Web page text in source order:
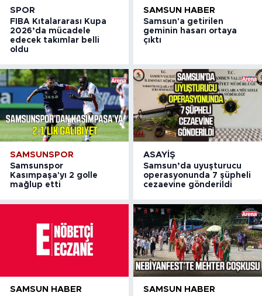
SPOR
FIBA Kıtalararası Kupa
2026’da mücadele
edecek takımlar belli
oldu
SAMSUN HABER
Samsun'a getirilen
geminin hasarı ortaya
çıktı
SAMSUNSPOR
Samsunspor
Kasımpaşa'yı 2 golle
mağlup etti
ASAYIŞ
Samsun’da uyuşturucu
operasyonunda 7 şüpheli
cezaevine gönderildi
SAMSUN HABER SAMSUN HABER